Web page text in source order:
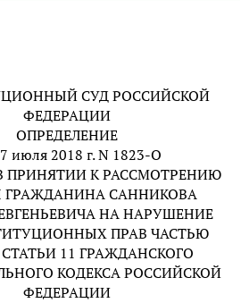
СУД РОССИЙСКОЙ
ФЕДЕРАЦИИ
ОПРЕДЕЛЕНИЕ
июля 2018 г. N 1823-О
ПРИНЯТИИ К РАССМОТРЕНИЮ
САННИКОВА
НА НАРУШЕНИЕ
ПРАВ ЧАСТЬЮ
11 ГРАЖДАНСКОГО
КОДЕКСА РОССИЙСКОЙ
ФЕДЕРАЦИИ